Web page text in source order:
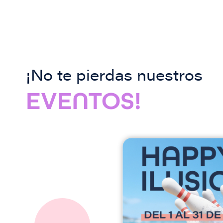
¡No te pierdas nuestros
EVENTOS!
I
g